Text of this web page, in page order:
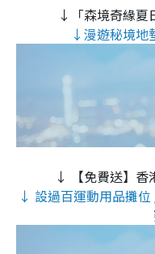
↓「森境奇緣夏
↓漫遊秘境地
↓ 【免費送】香
↓ 設過百運動用品攤